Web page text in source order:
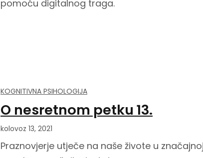
pomoću digitalnog traga.
KOGNITIVNA PSIHOLOGIJA
O nesretnom petku 13.
kolovoz 13, 2021
Praznovjerje utječe na naše živote u